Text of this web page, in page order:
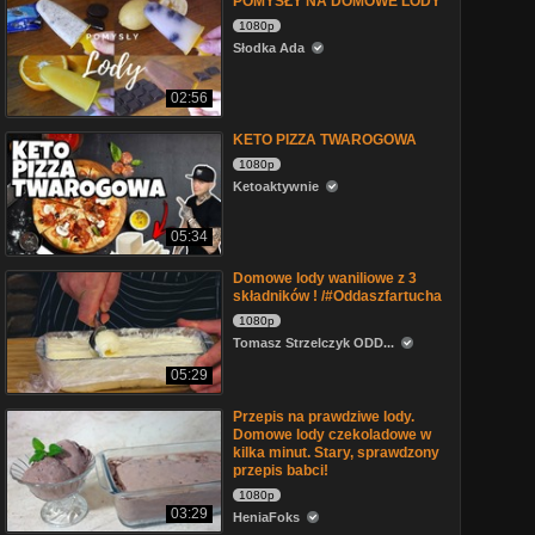
02:56
1080p
Słodka Ada
05:34
KETO PIZZA TWAROGOWA
1080p
Ketoaktywnie
05:29
Domowe lody waniliowe z 3
składników ! /#Oddaszfartucha
1080p
Tomasz Strzelczyk ODD...
03:29
Przepis na prawdziwe lody.
Domowe lody czekoladowe w
kilka minut. Stary, sprawdzony
przepis babci!
1080p
HeniaFoks